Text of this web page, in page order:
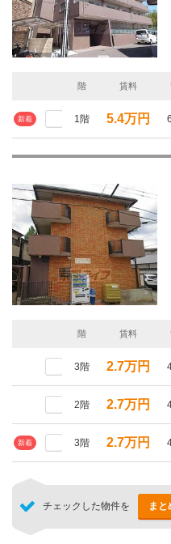
階 賃料
新着 1階 5.4万円
階 賃料
3階 2.7万円
2階 2.7万円
新着 3階 2.7万円
チェックした物件を まと